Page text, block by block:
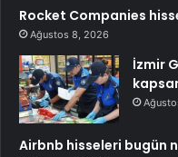
Rocket Companies
Ağustos 8, 2026
İzmir
Airbnb hisseleri bugün